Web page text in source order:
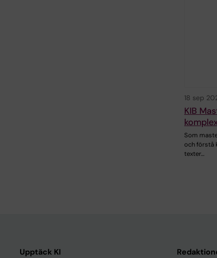
18 sep
KIB
Som
och förstå
texter…
Upptäck KI